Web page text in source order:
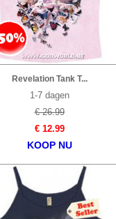
Revelation Tank T...
1-7 dagen
€ 26.99
€ 12.99
KOOP NU